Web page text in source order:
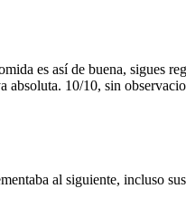
es así de buena, sigues
absoluta. 10/10, sin
al siguiente, incluso